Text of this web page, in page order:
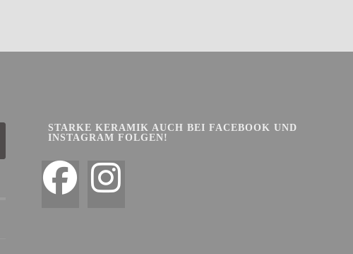
STARKE KERAMIK AUCH BEI FACEBOOK UND
INSTAGRAM FOLGEN!